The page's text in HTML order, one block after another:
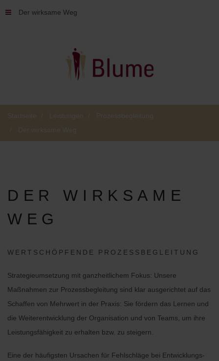
Der wirksame Weg
Startseite Leistungen
Prozessbegleitung
Der wirksame Weg
DER
WIRKSAME
WEG
WERTSCHÖPFENDE PROZESSBEGLEITUNG
Strategieumsetzung mit ganzheitlichem Fokus: Unsere
Maßnahmen zur Prozessbegleitung sind klar ausgerichtet auf das
Schaffen von Mehrwert in der Praxis: Sie fördern das Lernen und
die Weiterentwicklung der Organisation und von Teams, um ihre
Leistungsfähigkeit zu erhalten bzw. zu steigern.
Eine der häufigsten Ursachen für Fehlschläge bei Entwicklungs-